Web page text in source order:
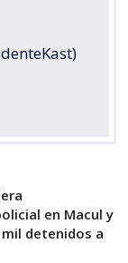
en Macul y
detenidos a